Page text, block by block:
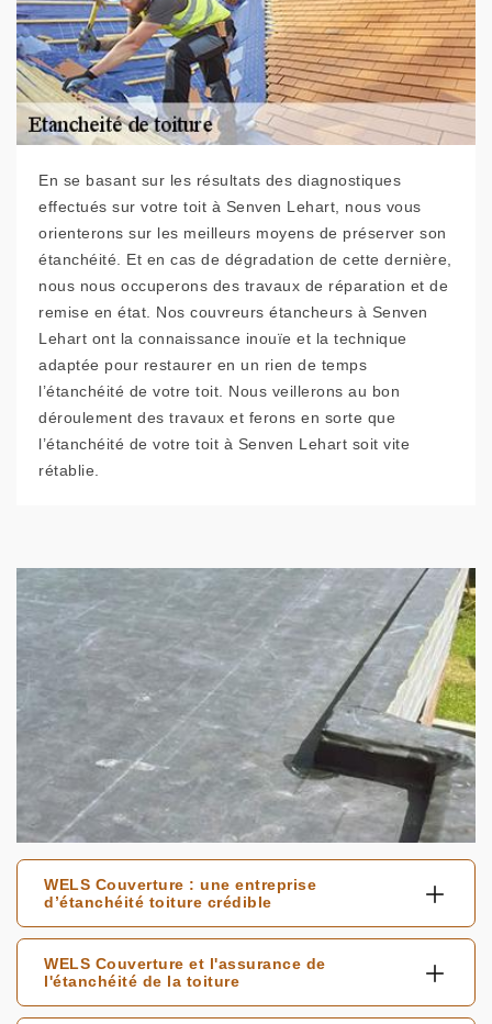
En se basant sur les résultats des diagnostiques
effectués sur votre toit à Senven Lehart, nous vous
orienterons sur les meilleurs moyens de préserver son
étanchéité. Et en cas de dégradation de cette dernière,
nous nous occuperons des travaux de réparation et de
remise en état. Nos couvreurs étancheurs à Senven
Lehart ont la connaissance inouïe et la technique
adaptée pour restaurer en un rien de temps
l’étanchéité de votre toit. Nous veillerons au bon
déroulement des travaux et ferons en sorte que
l’étanchéité de votre toit à Senven Lehart soit vite
rétablie.
WELS Couverture : une entreprise
d’étanchéité toiture crédible
WELS Couverture et l'assurance de
l'étanchéité de la toiture